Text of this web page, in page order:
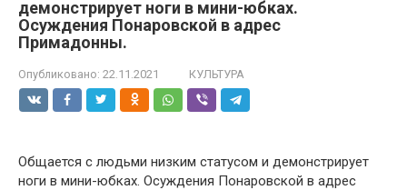
демонстрирует ноги в мини-юбках.
Осуждения Понаровской в адрес
Примадонны.
Опубликовано: 22.11.2021 КУЛЬТУРА
Общается с людьми низким статусом и демонстрирует
ноги в мини-юбках. Осуждения Понаровской в адрес